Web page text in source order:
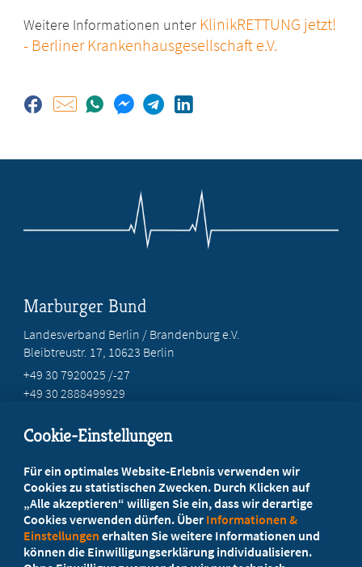
Weitere Informationen unter KlinikRETTUNG jetzt!
- Berliner Krankenhausgesellschaft e.V.
Marburger Bund
Landesverband Berlin / Brandenburg e.V.
Bleibtreustr. 17, 10623 Berlin
+49 30 7920025 /-27
+49 30 2888499929
Ihr Landesverband berät Sie!
Ansprechpartner
Cookie-Einstellungen
Für ein optimales Website-Erlebnis verwenden wir
Cookies zu statistischen Zwecken. Durch Klicken auf
„Alle akzeptieren“ willigen Sie ein, dass wir derartige
Cookies verwenden dürfen. Über Informationen &
Einstellungen erhalten Sie weitere Informationen und
können die Einwilligungserklärung individualisieren.